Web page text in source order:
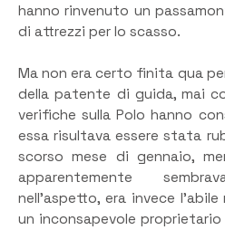
hanno rinvenuto un
di attrezzi per lo scasso.
Ma non era certo finita qua
della patente di guida, mai
verifiche sulla Polo hanno
essa risultava essere stata
scorso mese di gennaio,
apparentemente
nell’aspetto, era invece
un inconsapevole proprietario